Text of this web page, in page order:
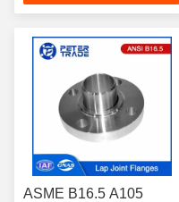
ASME B16.5 A105